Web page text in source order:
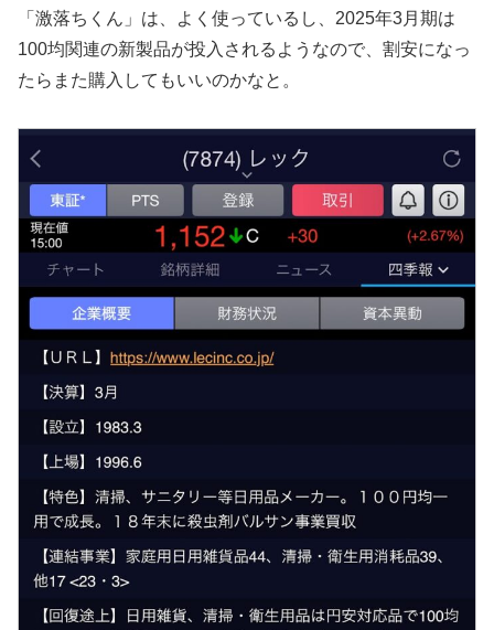
「激落ちくん」は、よく使っているし、2025年3月期は
100均関連の新製品が投入されるようなので、割安になっ
たらまた購入してもいいのかなと。